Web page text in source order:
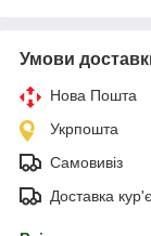
Умови
Нова Пошта
Укрпошта
Самовивіз
Доставка